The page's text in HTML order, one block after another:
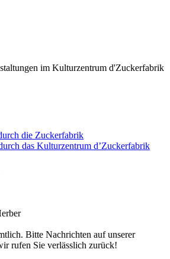
im Kulturzentrum d'Zuckerfabrik
das Kulturzentrum d’Zuckerfabrik
Bitte Nachrichten auf unserer
rufen Sie verlässlich zurück!